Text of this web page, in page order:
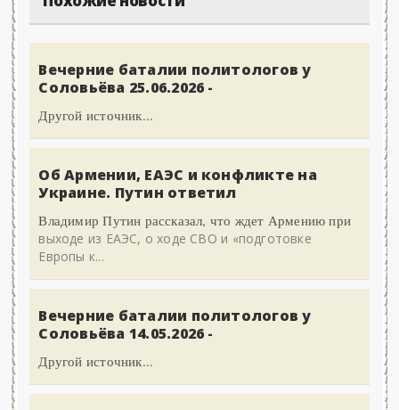
Вечерние баталии политологов у
Соловьёва 25.06.2026 -
Другой источник...
Об Армении, ЕАЭС и конфликте на
Украине. Путин ответил
Владимир Путин рассказал, что ждет Армению при
выходе из ЕАЭС, о ходе СВО и «подготовке
Европы к...
Вечерние баталии политологов у
Соловьёва 14.05.2026 -
Другой источник...